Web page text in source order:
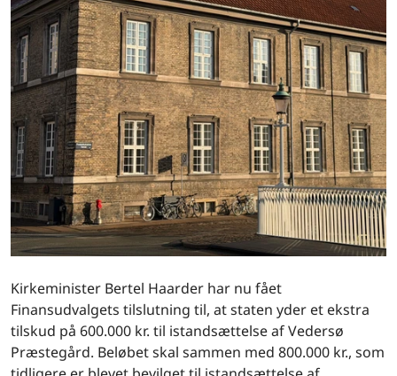
Kirkeminister Bertel Haarder har nu fået
Finansudvalgets tilslutning til, at staten yder et ekstra
tilskud på 600.000 kr. til istandsættelse af Vedersø
Præstegård. Beløbet skal sammen med 800.000 kr., som